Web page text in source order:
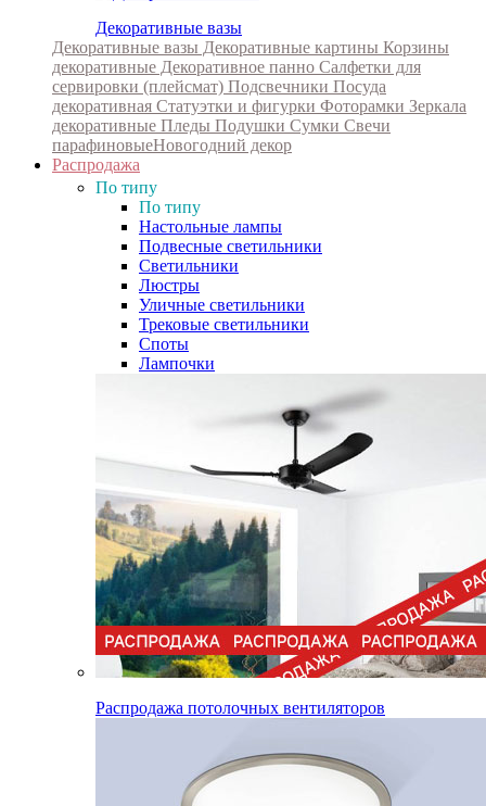
Декоративные вазы
Декоративные вазы Декоративные картины Корзины
декоративные Декоративное панно Салфетки для
сервировки (плейсмат) Подсвечники Посуда
декоративная Статуэтки и фигурки Фоторамки Зеркала
декоративные Пледы Подушки Сумки Свечи
парафиновыеНовогодний декор
Распродажа
По типу
По типу
Настольные лампы
Подвесные светильники
Светильники
Люстры
Уличные светильники
Трековые светильники
Споты
Лампочки
Распродажа потолочных вентиляторов